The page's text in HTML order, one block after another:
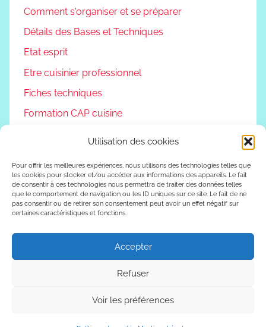
Utilisation des cookies
Pour offrir les meilleures expériences, nous utilisons des technologies telles que
les cookies pour stocker et/ou accéder aux informations des appareils. Le fait
de consentir à ces technologies nous permettra de traiter des données telles
que le comportement de navigation ou les ID uniques sur ce site. Le fait de ne
pas consentir ou de retirer son consentement peut avoir un effet négatif sur
certaines caractéristiques et fonctions.
Accepter
Refuser
Voir les préférences
Comment s'organiser et se préparer
Détails des Bases et Techniques
Etat esprit
Etre cuisinier professionnel
Fiches techniques
Formation CAP cuisine
Reconversion professionnelle
Vivre autrement
Vlog
WordPress Theme: Donovan by ThemeZee.